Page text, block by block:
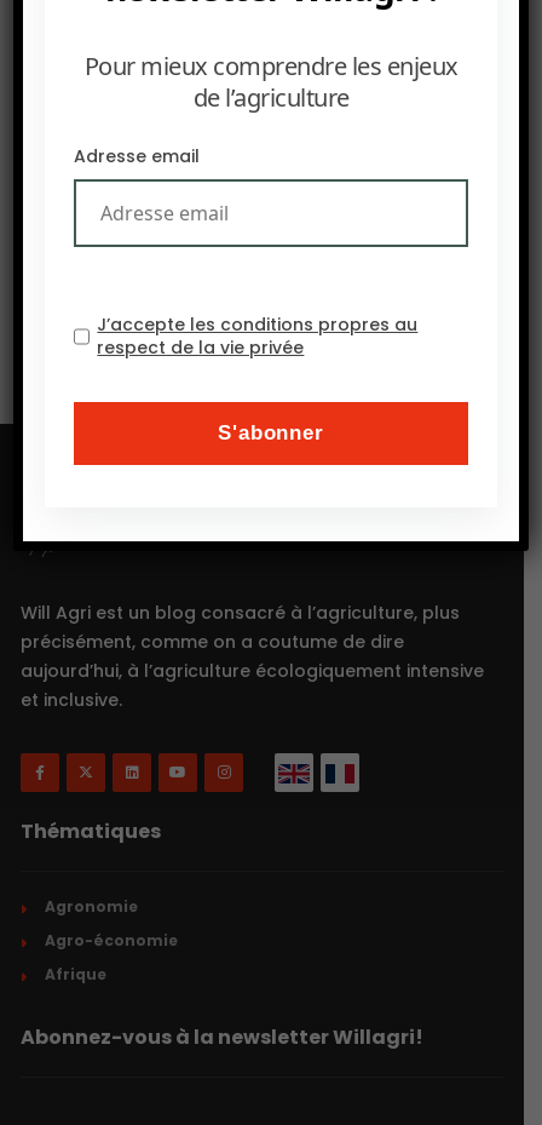
FARM : Suppression des droits de douane chinois :
SUIVANT
Will Agri est un blog consacré à l’agriculture, plus
précisément, comme on a coutume de dire
aujourd’hui, à l’agriculture écologiquement intensive
et inclusive.
Thématiques
Agronomie
Agro-économie
Afrique
Abonnez-vous à la newsletter Willagri!
Pour mieux comprendre les enjeux
de l’agriculture
Adresse email
J’accepte les conditions propres au
respect de la vie privée